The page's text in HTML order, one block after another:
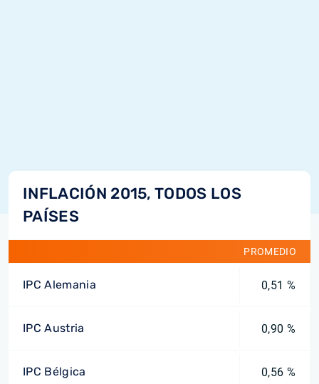
INFLACIÓN 2015, TODOS LOS
PAÍSES
PROMEDIO
IPC Alemania 0,51 %
IPC Austria 0,90 %
IPC Bélgica 0,56 %